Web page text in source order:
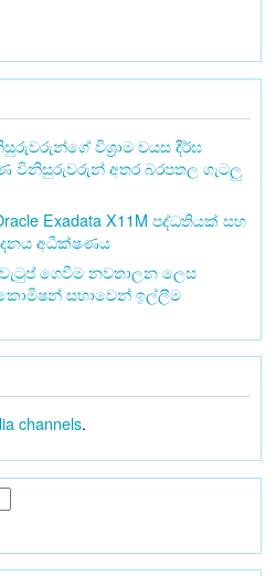
විශ්‍රාම වයස දීර්ඝ
විනිසුරුවරුන් අතර බරපතල ගැටලු
Exadata X11M පද්ධතියක් සහ
අධීක්ෂණය
ගෙවීම නවතාලන ලෙස
කොමිෂන් සභාවෙන් ඉල්ලීම
channels.